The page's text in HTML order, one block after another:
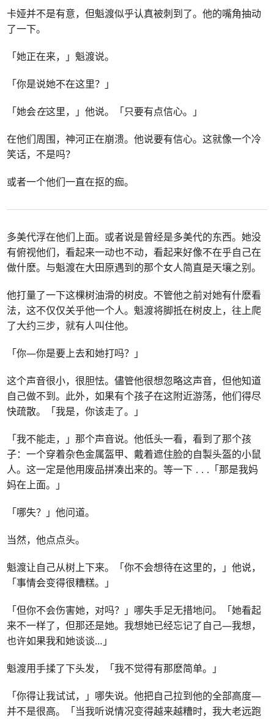
卡娅并不是有意，但魁渡似乎认真被刺到了。他的嘴角抽动
了一下。
「她正在来，」魁渡说。
「你是说她不在这里？」
「她会在这里，」他说。「只要有点信心。」
在他们周围，神河正在崩溃。他说要有信心。这就像一个冷
笑话，不是吗？
或者一个他们一直在抠的痂。
多美代浮在他们上面。或者说是曾经是多美代的东西。她没
有俯视他们，看起来一动也不动，看起来好像不在乎自己在
做什麽。与魁渡在大田原遇到的那个女人简直是天壤之别。
他打量了一下这棵树油滑的树皮。不管他之前对她有什麽看
法，这不仅仅关乎他一个人。魁渡将脚抵在树皮上，往上爬
了大约三步，就有人叫住他。
「你—你是要上去和她打吗？」
这个声音很小，很胆怯。儘管他很想忽略这声音，但他知道
自己做不到。此外，如果有个孩子在这附近游荡，他们得尽
快疏散。「我是，你该走了。」
「我不能走，」那个声音说。他低头一看，看到了那个孩
子：一个穿着杂色金属盔甲、戴着遮住脸的自製头盔的小鼠
人。这一定是他用废品拼凑出来的。等一下 . . . 「那是我妈
妈在上面。」
「哪失？」他问道。
当然，他点点头。
魁渡让自己从树上下来。「你不会想待在这里的，」他说，
「事情会变得很糟糕。」
「但你不会伤害她，对吗？」哪失手足无措地问。「她看起
来不一样了，但那还是她。我想她已经忘记了自己—我想，
也许如果我和她谈谈… 」
魁渡用手揉了下头发，「我不觉得有那麽简单。」
「你得让我试试，」哪失说。他把自己拉到他的全部高度—
并不是很高。「当我听说情况变得越来越糟时，我大老远跑